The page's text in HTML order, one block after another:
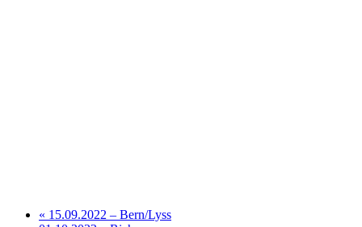
« 15.09.2022 – Bern/Lyss